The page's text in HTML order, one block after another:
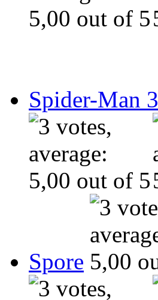
Spider-Man 3
Spore